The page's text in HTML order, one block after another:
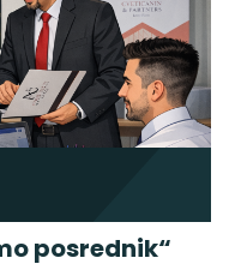
posrednik“